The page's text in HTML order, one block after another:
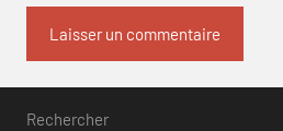
Rechercher